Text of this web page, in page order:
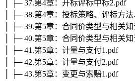
│ ├─ 37.第4章：开标评标中标2.pdf
│ ├─ 38.第4章：投标策略、评标方法
│ ├─ 39.第5章：合同价类型与相关知
│ ├─ 40.第5章：合同价类型与相关知
│ ├─ 41.第5章：计量与支付1.pdf
│ ├─ 42.第5章：计量与支付2.pdf
│ ├─ 43.第5章：变更与索赔1.pdf